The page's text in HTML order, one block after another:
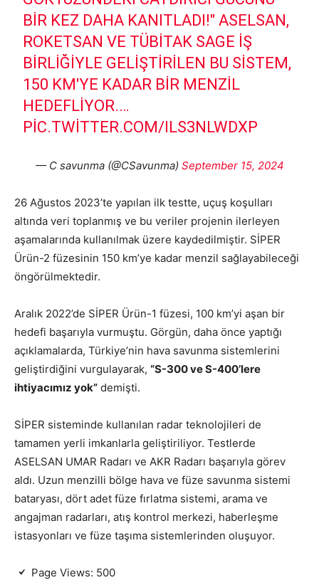
BIR KEZ DAHA KANITLADI!" ASELSAN,
ROKETSAN VE TÜBİTAK SAGE IŞ
BIRLIĞIYLE GELIŞTIRILEN BU SISTEM,
150 KM'YE KADAR BIR MENZIL
HEDEFLIYOR.…
PIC.TWITTER.COM/ILS3NLWDXP
— C savunma (@CSavunma) September 15, 2024
26 Ağustos 2023’te yapılan ilk testte, uçuş koşulları
altında veri toplanmış ve bu veriler projenin ilerleyen
aşamalarında kullanılmak üzere kaydedilmiştir. SİPER
Ürün-2 füzesinin 150 km’ye kadar menzil sağlayabileceği
öngörülmektedir.
Aralık 2022’de SİPER Ürün-1 füzesi, 100 km’yi aşan bir
hedefi başarıyla vurmuştu. Görgün, daha önce yaptığı
açıklamalarda, Türkiye’nin hava savunma sistemlerini
geliştirdiğini vurgulayarak, “S-300 ve S-400’lere
ihtiyacımız yok” demişti.
SİPER sisteminde kullanılan radar teknolojileri de
tamamen yerli imkanlarla geliştiriliyor. Testlerde
ASELSAN UMAR Radarı ve AKR Radarı başarıyla görev
aldı. Uzun menzilli bölge hava ve füze savunma sistemi
bataryası, dört adet füze fırlatma sistemi, arama ve
angajman radarları, atış kontrol merkezi, haberleşme
istasyonları ve füze taşıma sistemlerinden oluşuyor.
Page Views: 500